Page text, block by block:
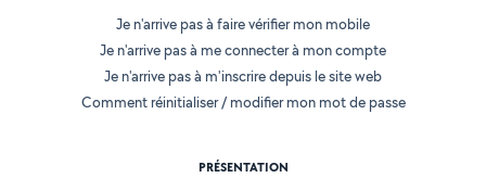
Je n'arrive pas à faire vérifier mon mobile
Je n'arrive pas à me connecter à mon compte
Je n'arrive pas à m'inscrire depuis le site web
Comment réinitialiser / modifier mon mot de passe
PRÉSENTATION